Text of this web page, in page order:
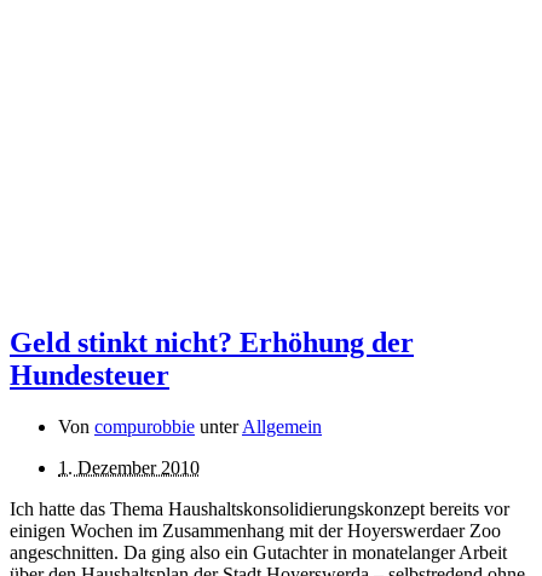
Geld stinkt nicht? Erhöhung der
Hundesteuer
Von compurobbie unterAllgemein
1. Dezember 2010
Ich hatte das Thema Haushaltskonsolidierungskonzept bereits vor
einigen Wochen im Zusammenhang mit der Hoyerswerdaer Zoo
angeschnitten. Da ging also ein Gutachter in monatelanger Arbeit